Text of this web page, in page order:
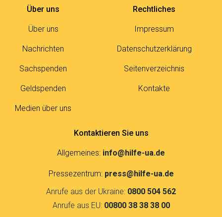
Über uns
Über uns
Nachrichten
Sachspenden
Geldspenden
Medien über uns
Rechtliches
Impressum
Datenschutzerklärung
Seitenverzeichnis
Kontakte
Kontaktieren Sie uns
Allgemeines: info@hilfe-ua.de
Pressezentrum: press@hilfe-ua.de
Anrufe aus der Ukraine: 0800 504 562
Anrufe aus EU: 00800 38 38 38 00